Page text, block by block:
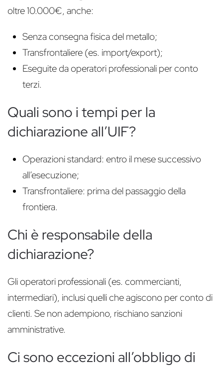
oltre 10.000€, anche:
Senza consegna fisica del metallo;
Transfrontaliere (es. import/export);
Eseguite da operatori professionali per conto
terzi.
Quali sono i tempi per la
dichiarazione all’UIF?
Operazioni standard: entro il mese successivo
all’esecuzione;
Transfrontaliere: prima del passaggio della
frontiera.
Chi è responsabile della
dichiarazione?
Gli operatori professionali (es. commercianti,
intermediari), inclusi quelli che agiscono per conto di
clienti. Se non adempiono, rischiano sanzioni
amministrative.
Ci sono eccezioni all’obbligo di